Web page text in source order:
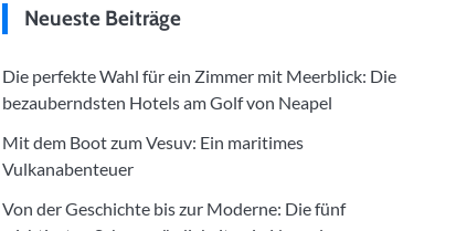
Neueste Beiträge
Die perfekte Wahl für ein Zimmer mit Meerblick: Die
bezauberndsten Hotels am Golf von Neapel
Mit dem Boot zum Vesuv: Ein maritimes
Vulkanabenteuer
Von der Geschichte bis zur Moderne: Die fünf